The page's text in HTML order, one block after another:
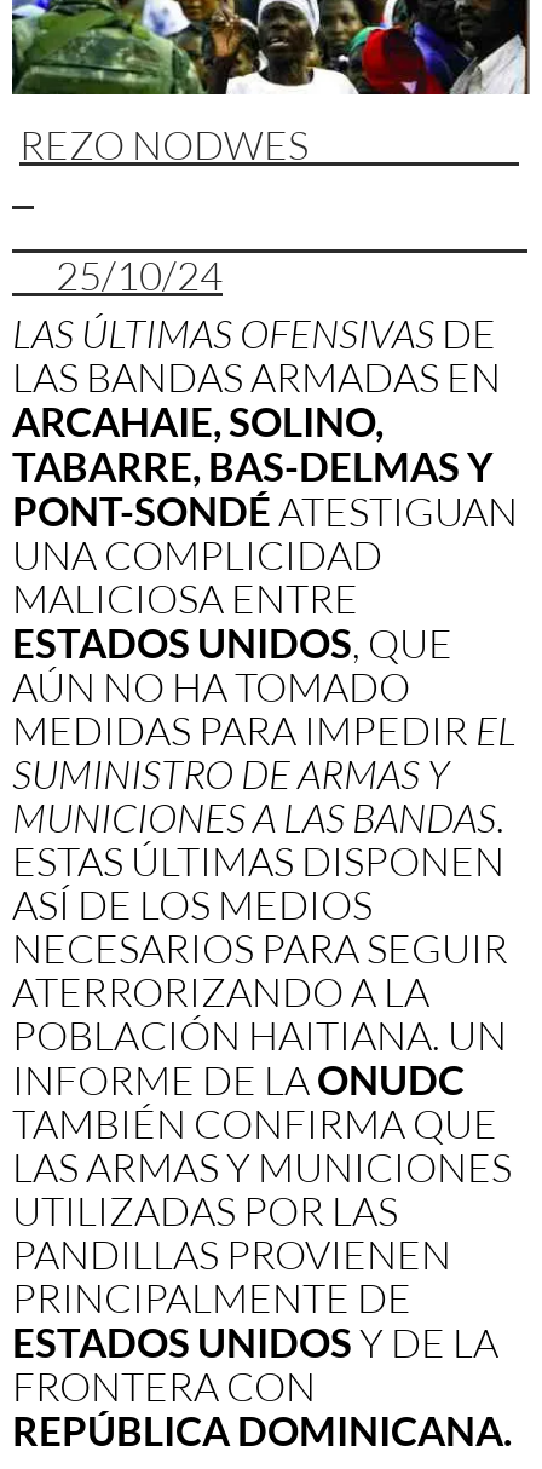
REZO NODWES
25/10/24
LAS ÚLTIMAS OFENSIVAS DE
LAS BANDAS ARMADAS EN
ARCAHAIE, SOLINO,
TABARRE, BAS-DELMAS Y
PONT-SONDÉATESTIGUAN
UNA COMPLICIDAD
MALICIOSA ENTRE
ESTADOS UNIDOS, QUE
AÚN NO HA TOMADO
MEDIDAS PARA IMPEDIR EL
SUMINISTRO DE ARMAS Y
MUNICIONES A LAS BANDAS.
ESTAS ÚLTIMAS DISPONEN
ASÍ DE LOS MEDIOS
NECESARIOS PARA SEGUIR
ATERRORIZANDO A LA
POBLACIÓN HAITIANA. UN
INFORME DE LAONUDC
TAMBIÉN CONFIRMA QUE
LAS ARMAS Y MUNICIONES
UTILIZADAS POR LAS
PANDILLAS PROVIENEN
PRINCIPALMENTE DE
ESTADOS UNIDOSY DE LA
FRONTERA CON
REPÚBLICA DOMINICANA.